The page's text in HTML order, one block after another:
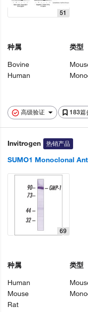
高级验证 183篇
51
种属
Bovine
Human
类型
Invitrogen 热销产品
SUMO1 Monoclonal
69
种属
Human
Mouse
Rat
类型